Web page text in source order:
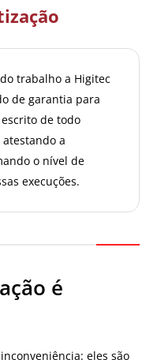
trabalho a Higitec
de garantia para
de todo
a
o nível de
execuções.
é
eles são